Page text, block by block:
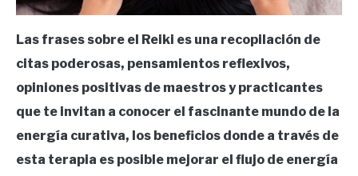
Las frases sobre el Reiki es una recopilación de
citas poderosas, pensamientos reflexivos,
opiniones positivas de maestros y practicantes
que te invitan a conocer el fascinante mundo de la
energía curativa, los beneficios donde a través de
esta terapia es posible mejorar el flujo de energía